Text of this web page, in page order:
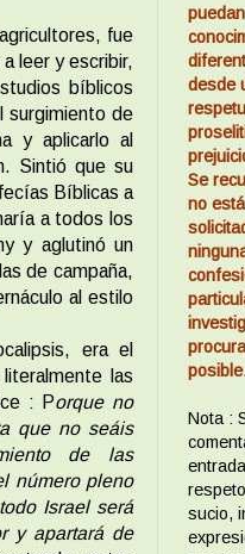
fue
leer y escribir,
bíblicos
surgimiento de
y aplicarlo al
Sintió que su
Bíblicas a
a todos los
y aglutinó un
de campaña,
al estilo
era el
las
: Porque no
que no seáis
de las
número pleno
Israel será
y apartará de
desde
Se
no
posible.
Nota :
sucio,